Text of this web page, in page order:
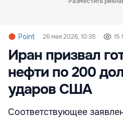
Point 26 мая 2026, 10:35 15
Иран призвал
нефти по 200
ударов США
Соответствующее